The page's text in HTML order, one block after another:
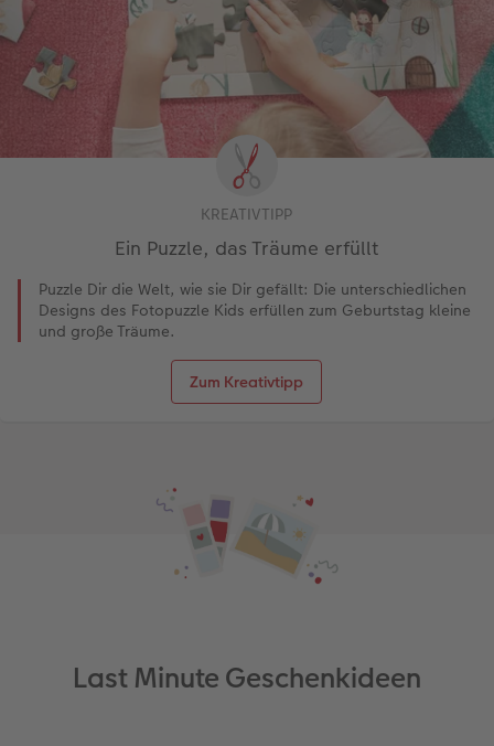
KREATIVTIPP
Ein Puzzle, das Träume erfüllt
Puzzle Dir die Welt, wie sie Dir gefällt: Die unterschiedlichen
Designs des Fotopuzzle Kids erfüllen zum Geburtstag kleine
und große Träume.
Zum Kreativtipp
Last Minute Geschenkideen